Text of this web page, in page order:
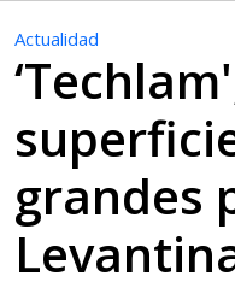
Actualidad
grandes